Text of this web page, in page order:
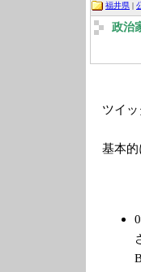
福井県 |
政治
ツイ
基本的